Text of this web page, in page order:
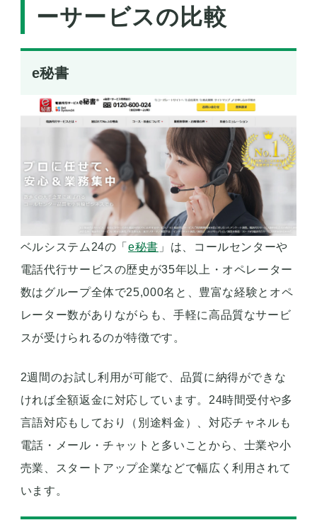
ーサービスの比較
e秘書
ベルシステム24の「e秘書 」は、コールセンターや
電話代行サービスの歴史が35年以上・オペレーター
数はグループ全体で25,000名と、豊富な経験とオペ
レーター数がありながらも、手軽に高品質なサービ
スが受けられるのが特徴です。
2週間のお試し利用が可能で、品質に納得ができな
ければ全額返金に対応しています。24時間受付や多
言語対応もしており（別途料金）、対応チャネルも
電話・メール・チャットと多いことから、士業や小
売業、スタートアップ企業などで幅広く利用されて
います。